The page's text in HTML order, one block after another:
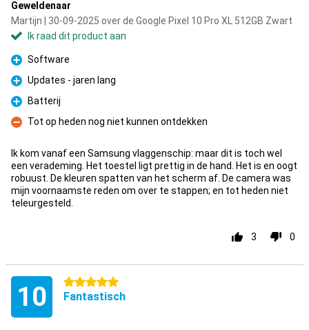
Geweldenaar
Martijn | 30-09-2025 over de Google Pixel 10 Pro XL 512GB Zwart
Ik raad dit product aan
Pluspunt
Software
Pluspunt
Updates - jaren lang
Pluspunt
Batterij
Minpunt
Tot op heden nog niet kunnen ontdekken
Ik kom vanaf een Samsung vlaggenschip: maar dit is toch wel
een verademing. Het toestel ligt prettig in de hand. Het is en oogt
robuust. De kleuren spatten van het scherm af. De camera was
mijn voornaamste reden om over te stappen; en tot heden niet
teleurgesteld.
3 0
10 5 sterren
Fantastisch